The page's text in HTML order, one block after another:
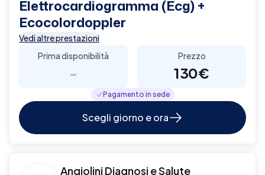
Elettrocardiogramma (Ecg) +
Ecocolordoppler
Vedi altre prestazioni
Prima disponibilità
-
Prezzo
130€
Pagamento in sede
Scegli giorno e ora
Angiolini Diagnosi e Salute